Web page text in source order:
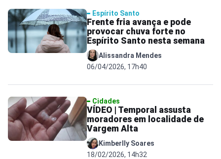
Espírito Santo
Frente fria avança e pode
provocar chuva forte no
Espírito Santo nesta semana
Alissandra Mendes
06/04/2026, 17h40
Cidades
VÍDEO | Temporal assusta
moradores em localidade de
Vargem Alta
Kimberlly Soares
18/02/2026, 14h32